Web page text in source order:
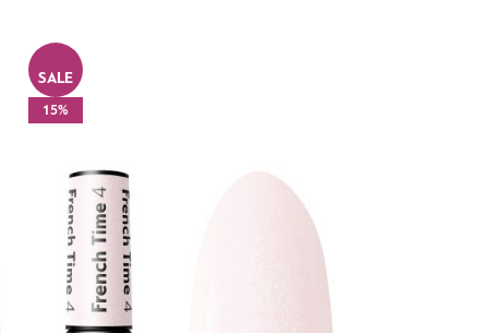
SALE
15%